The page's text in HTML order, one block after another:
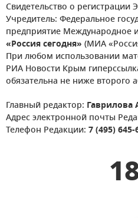
Свидетельство о регистрации
Учредитель: Федеральное
предприятие Международное
«Россия сегодня» (МИА
При любом использовании
РИА Новости Крым
обязательна не ниже второго
Главный редактор: Гаврилова
Адрес электронной почты
Телефон Редакции: 7 (495) 645-